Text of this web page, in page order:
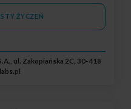
ŻYCZEŃ
ul. Zakopiańska 2C, 30-418